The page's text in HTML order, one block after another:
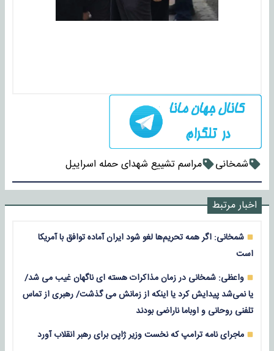
شمخانی مراسم تشییع شهدای حمله اسراییل
اخبار مرتبط
شمخانی: اگر همه تحریم‌ها لغو شود ایران آماده توافق با آمریکا
است
واعظی: شمخانی در زمان مذاکرات هسته ای ناگهان غیب می شد/
یا نمی‌شد پیدایش کرد یا اینکه از زمانش می گذشت/ رهبری از تماس
تلفنی روحانی و اوباما ناراضی بودند
ماجرای نامه ترامپ که نخست وزیر ژاپن برای رهبر انقلاب آورد